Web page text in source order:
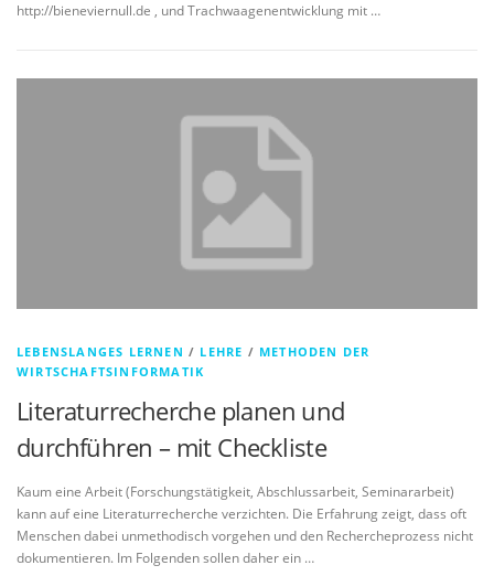
http://bieneviernull.de , und Trachwaagenentwicklung mit …
LEBENSLANGES LERNEN / LEHRE / METHODEN DER
WIRTSCHAFTSINFORMATIK
Literaturrecherche planen und
durchführen – mit Checkliste
Kaum eine Arbeit (Forschungstätigkeit, Abschlussarbeit, Seminararbeit)
kann auf eine Literaturrecherche verzichten. Die Erfahrung zeigt, dass oft
Menschen dabei unmethodisch vorgehen und den Rechercheprozess nicht
dokumentieren. Im Folgenden sollen daher ein …